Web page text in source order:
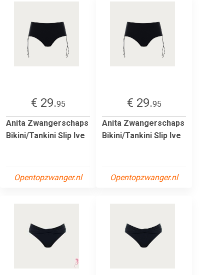
€ 29.95
Anita Zwangerschaps
Bikini/Tankini Slip Ive
Opentopzwanger.nl
€ 29.95
Anita Zwangerschaps
Bikini/Tankini Slip Ive
Opentopzwanger.nl